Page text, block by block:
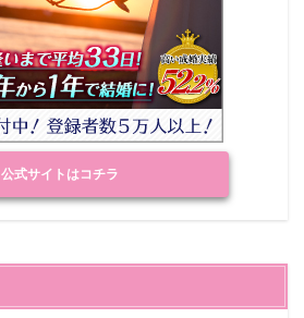
公式サイトはコチラ